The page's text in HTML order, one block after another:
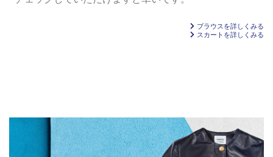
ブラウスを詳しくみる
スカートを詳しくみる